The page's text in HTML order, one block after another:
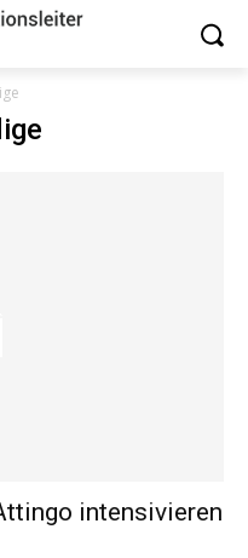
intensivieren